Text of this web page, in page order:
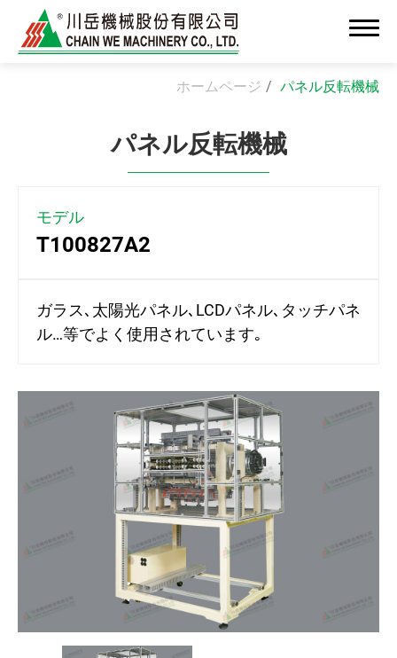
ホームページ パネル反転機械
パネル反転機械
モデル
T100827A2
ガラス､太陽光パネル､LCDパネル､タッチパネ
ル…等でよく使用されています｡
会社情報
ソリューション
クリーンルーム組立システム
ASRS自動倉庫システム
走行軸（第7軸）ロボットシステム
コンベアシステムモジュール
垂直搬送機システム
ビデオゾーン
お問い合わせ